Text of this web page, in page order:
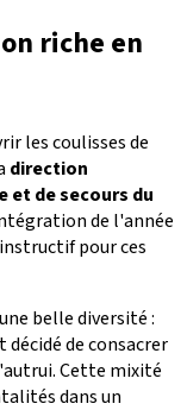
riche en
les coulisses de
direction
et de secours du
de l'année
pour ces
belle diversité :
de consacrer
Cette mixité
dans un